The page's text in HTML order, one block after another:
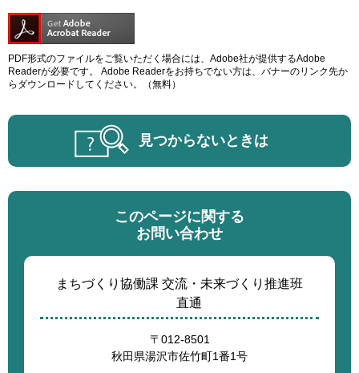
PDF形式のファイルをご覧いただく場合には、Adobe社が提供するAdobe
Readerが必要です。
Adobe Readerをお持ちでない方は、バナーのリンク先か
らダウンロードしてください。（無料）
見つからないときは
このページに関する
お問い合わせ
まちづくり協働課 交流・未来づくり推進班
直通
〒012-8501
秋田県湯沢市佐竹町1番1号